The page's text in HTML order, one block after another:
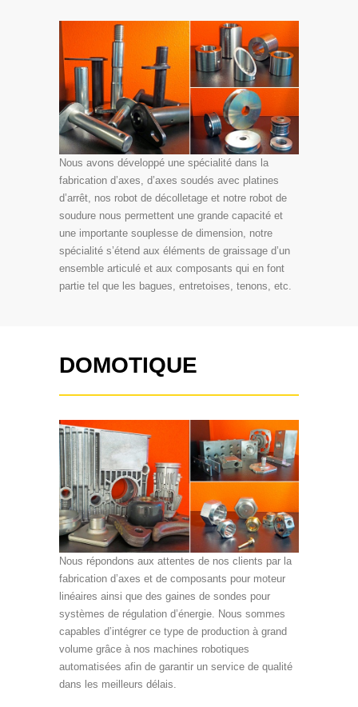
Nous avons développé une spécialité dans la
fabrication d’axes, d’axes soudés avec platines
d’arrêt, nos robot de décolletage et notre robot de
soudure nous permettent une grande capacité et
une importante souplesse de dimension, notre
spécialité s’étend aux éléments de graissage d’un
ensemble articulé et aux composants qui en font
partie tel que les bagues, entretoises, tenons, etc.
DOMOTIQUE
Nous répondons aux attentes de nos clients par la
fabrication d’axes et de composants pour moteur
linéaires ainsi que des gaines de sondes pour
systèmes de régulation d’énergie. Nous sommes
capables d’intégrer ce type de production à grand
volume grâce à nos machines robotiques
automatisées afin de garantir un service de qualité
dans les meilleurs délais.